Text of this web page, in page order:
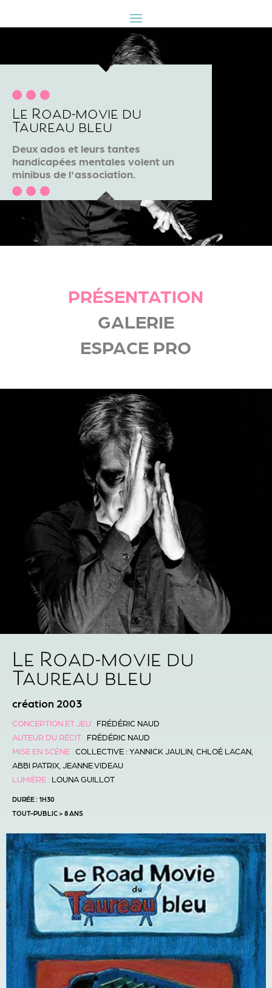
Le Road-movie du
Taureau bleu
Deux ados et leurs tantes
handicapées mentales volent un
minibus de l'association.
PRÉSENTATION
GALERIE
ESPACE PRO
Le Road-movie du
Taureau bleu
création 2003
CONCEPTION ET JEU : FRÉDÉRIC NAUD
AUTEUR DU RÉCIT : FRÉDÉRIC NAUD
MISE EN SCÈNE : COLLECTIVE : YANNICK JAULIN, CHLOÉ LACAN,
ABBI PATRIX, JEANNE VIDEAU
LUMIÈRE : LOUNA GUILLOT
DURÉE : 1H30
TOUT-PUBLIC > 8 ANS